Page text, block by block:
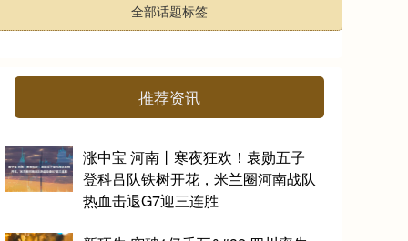
全部话题标签
推荐资讯
涨中宝 河南丨寒夜狂欢！袁勋五子
登科吕队铁树开花，米兰圈河南战队
热血击退G7迎三连胜